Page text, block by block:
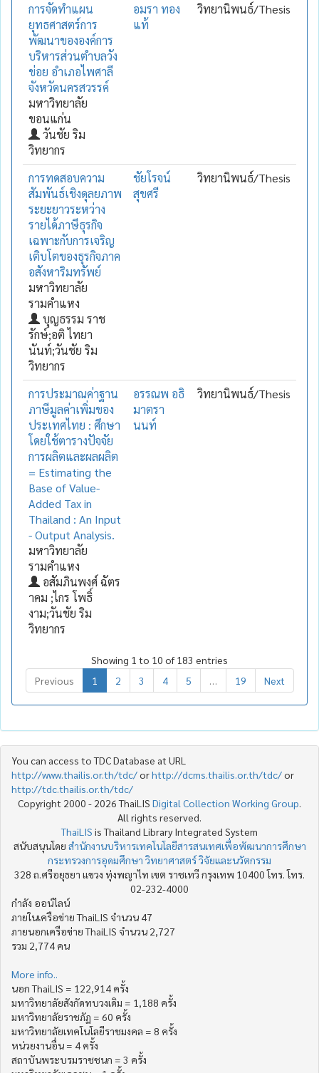
การจัดทำแผน
ยุทธศาสตร์การ
พัฒนาขององค์การ
บริหารส่วนตำบลวัง
ข่อย อำเภอไพศาลี
จังหวัดนครสวรรค์
มหาวิทยาลัย
ขอนแก่น
วันชัย ริม
วิทยากร
อมรา ทอง
แท้
วิทยานิพนธ์/Thesis
การทดสอบความ
สัมพันธ์เชิงดุลยภาพ
ระยะยาวระหว่าง
รายได้ภาษีธุรกิจ
เฉพาะกับการเจริญ
เติบโตของธุรกิจภาค
อสังหาริมทรัพย์
มหาวิทยาลัย
รามคำแหง
บุญธรรม ราช
รักษ์;อติ ไทยา
นันท์;วันชัย ริม
วิทยากร
ชัยโรจน์
สุขศรี
วิทยานิพนธ์/Thesis
การประมาณค่าฐาน
ภาษีมูลค่าเพิ่มของ
ประเทศไทย : ศึกษา
โดยใช้ตารางปัจจัย
การผลิตและผลผลิต
= Estimating the
Base of Value-
Added Tax in
Thailand : An Input
- Output Analysis.
มหาวิทยาลัย
รามคำแหง
อสัมภินพงศ์ ฉัตร
าคม ;ไกร โพธิ์
งาม;วันชัย ริม
วิทยากร
อรรณพ อธิ
มาตรา
นนท์
วิทยานิพนธ์/Thesis
Showing 1 to 10 of 183 entries
Previous
1 2 3 4 5 19 Next
You can access to TDC Database at URL
http://www.thailis.or.th/tdc/orhttp://dcms.thailis.or.th/tdc/or
http://tdc.thailis.or.th/tdc/
Copyright 2000 - 2026 ThaiLIS Digital Collection Working Group
All rights reserved.
ThaiLIS is Thailand Library Integrated System
สนับสนุนโดย สำนักงานบริหารเทคโนโลยีสารสนเทศเพื่อพัฒนาการศึกษา
กระทรวงการอุดมศึกษา วิทยาศาสตร์ วิจัยและนวัตกรรม
328 ถ.ศรีอยุธยา แขวง ทุ่งพญาไท เขต ราชเทวี กรุงเทพ 10400 โทร. โทร.
02-232-4000
กำลัง ออน์ไลน์
ภายในเครือข่าย ThaiLIS จำนวน 47
ภายนอกเครือข่าย ThaiLIS จำนวน 2,727
รวม 2,774 คน
More info..
นอก ThaiLIS = 122,914 ครั้ง
มหาวิทยาลัยสังกัดทบวงเดิม = 1,188 ครั้ง
มหาวิทยาลัยราชภัฏ = 60 ครั้ง
มหาวิทยาลัยเทคโนโลยีราชมงคล = 8 ครั้ง
หน่วยงานอื่น = 4 ครั้ง
สถาบันพระบรมราชชนก = 3 ครั้ง